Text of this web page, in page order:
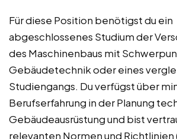
Für diese Position benötigst du ein
abgeschlossenes Studium der
des Maschinenbaus mit
Gebäudetechnik oder eines
Studiengangs. Du verfügst über
Berufserfahrung in der Planung
Gebäudeausrüstung und bist
relevanten Normen und Richtlinien